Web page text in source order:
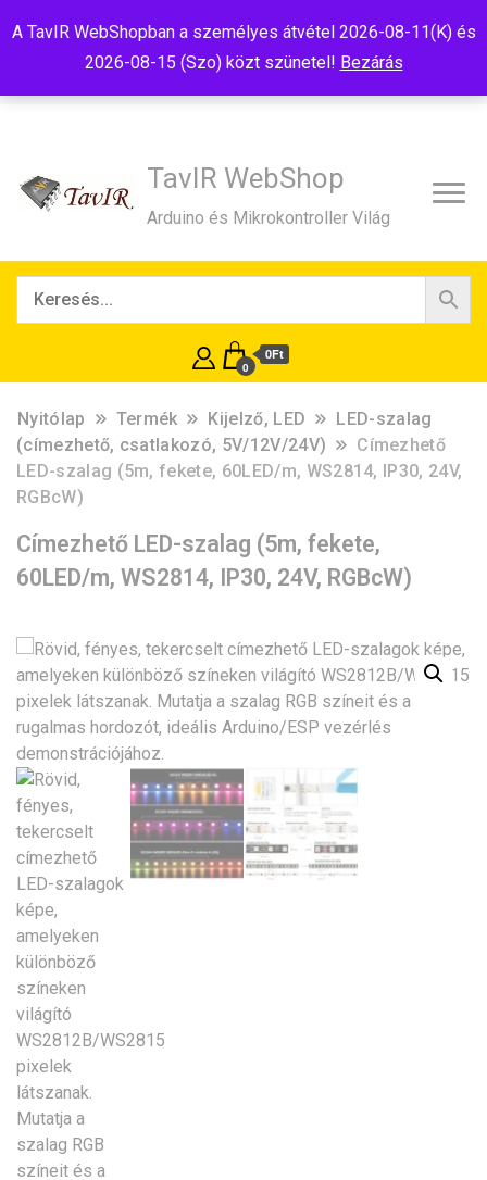
A TavIR WebShopban a személyes átvétel 2026-08-11(K) és
2026-08-15 (Szo) közt szünetel! Bezárás
TavIR WebShop
Arduino és Mikrokontroller Világ
0
0Ft
Nyitólap Termék Kijelző, LED
LED-szalag
(címezhető, csatlakozó, 5V/12V/24V)
Címezhető
LED-szalag (5m, fekete, 60LED/m, WS2814, IP30, 24V,
RGBcW)
Címezhető LED-szalag (5m, fekete,
60LED/m, WS2814, IP30, 24V, RGBcW)